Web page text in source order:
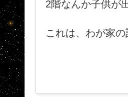
2階なんか子供が
これは、わが家